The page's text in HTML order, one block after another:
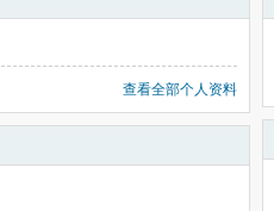
查看全部个人资料